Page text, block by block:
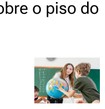
o piso do